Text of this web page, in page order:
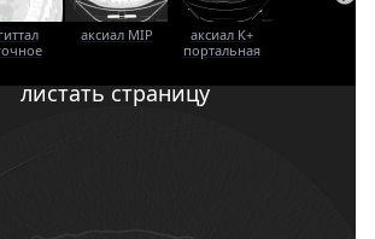
аксиал MIP
аксиал К+
портальная
листать страницу